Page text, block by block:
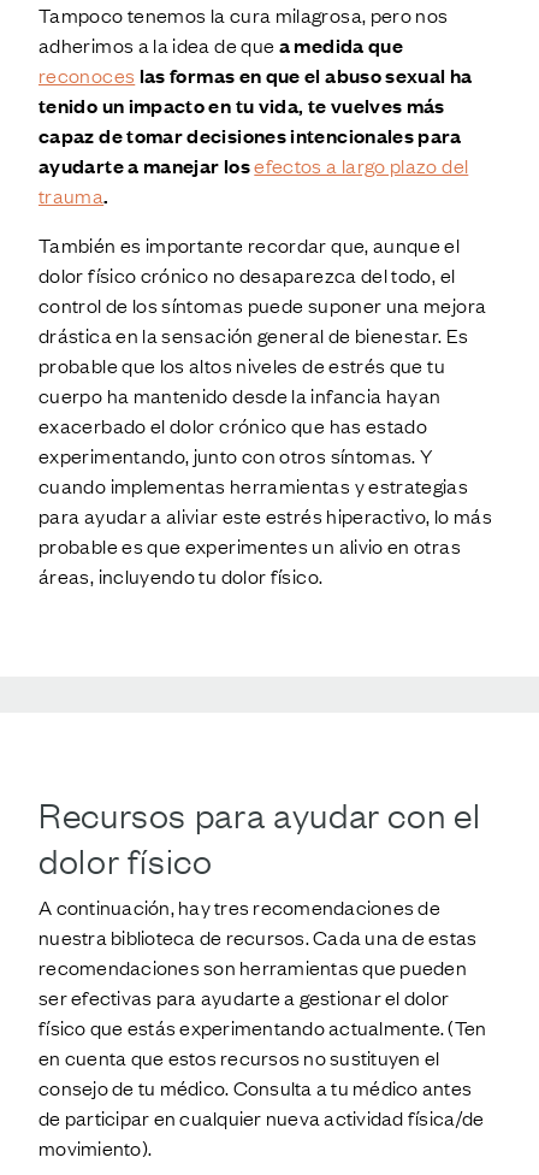
Tampoco tenemos la cura milagrosa, pero nos
adherimos a la idea de quea medida que
reconoces las formas en que el abuso sexual ha
tenido un impacto en tu vida, te vuelves más
capaz de tomar decisiones intencionales para
ayudarte a manejar losefectos a largo plazo del
trauma.
También es importante recordar que, aunque el
dolor físico crónico no desaparezca del todo, el
control de los síntomas puede suponer una mejora
drástica en la sensación general de bienestar. Es
probable que los altos niveles de estrés que tu
cuerpo ha mantenido desde la infancia hayan
exacerbado el dolor crónico que has estado
experimentando, junto con otros síntomas. Y
cuando implementas herramientas y estrategias
para ayudar a aliviar este estrés hiperactivo, lo más
probable es que experimentes un alivio en otras
áreas, incluyendo tu dolor físico.
Recursos para ayudar con el
dolor físico
A continuación, hay tres recomendaciones de
nuestra biblioteca de recursos. Cada una de estas
recomendaciones son herramientas que pueden
ser efectivas para ayudarte a gestionar el dolor
físico que estás experimentando actualmente. (Ten
en cuenta que estos recursos no sustituyen el
consejo de tu médico. Consulta a tu médico antes
de participar en cualquier nueva actividad física/de
movimiento).